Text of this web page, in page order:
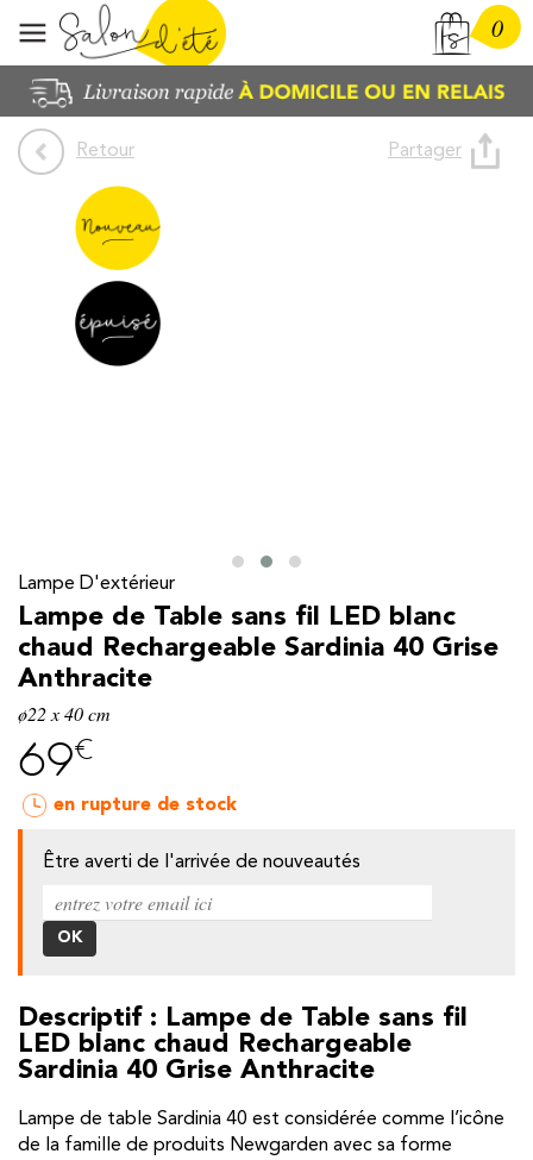
0
Retour Partager
Lampe D'extérieur
Lampe de Table sans fil LED blanc
chaud Rechargeable Sardinia 40 Grise
Anthracite
ø22 x 40 cm
69€
en rupture de stock
Être averti de l'arrivée de nouveautés
Descriptif : Lampe de Table sans fil
LED blanc chaud Rechargeable
Sardinia 40 Grise Anthracite
Lampe de table Sardinia 40 est considérée comme l’icône
de la famille de produits Newgarden avec sa forme